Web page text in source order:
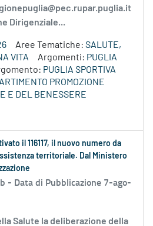
Dirigenziale...
Aree Tematiche: SALUTE,
VITA
Argomenti: PUGLIA
PUGLIA SPORTIVA
PROMOZIONE
E DEL BENESSERE
il 116117, il nuovo numero da
territoriale. Dal Ministero
- Data di Pubblicazione 7-ago-
Salute la deliberazione della